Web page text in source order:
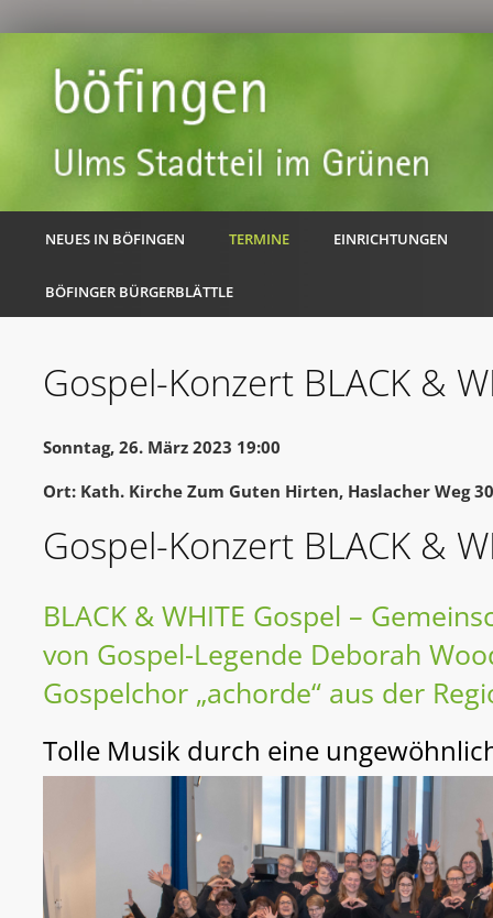
NEUES IN BÖFINGEN TERMINE EINRICHTUNGEN
BÖFINGER BÜRGERBLÄTTLE
Gospel-Konzert BLACK &
Sonntag, 26. März 2023 19:00
Ort: Kath. Kirche Zum Guten Hirten, Haslacher Weg
Gospel-Konzert BLACK &
BLACK & WHITE Gospel –
von Gospel-Legende Deborah
Gospelchor „achorde“ aus der
Tolle Musik durch eine